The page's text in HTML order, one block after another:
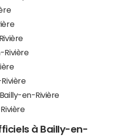
Rivière
en-Rivière
à Bailly-en-